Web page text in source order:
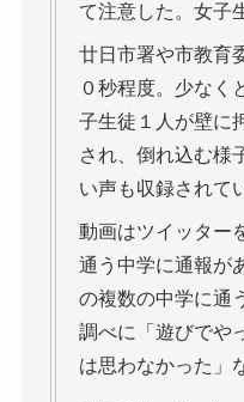
て注意した。女子
廿日市署や市教育
０秒程度。少なく
子生徒１人が壁に
され、倒れ込む様
い声も収録されて
動画はツイッター
通う中学に通報が
の複数の中学に通
調べに「遊びでや
は思わなかった」